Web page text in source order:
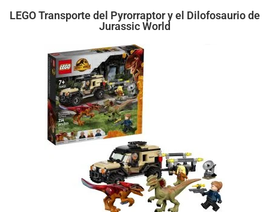
LEGO Transporte del Pyrorraptor y el Dilofosaurio de
Jurassic World